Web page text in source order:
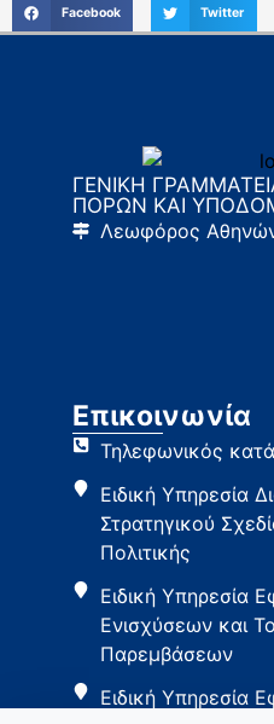
Facebook Twitter
ΓΕΝΙΚΗ
ΠΟΡΩΝ ΚΑΙ
Λεωφόρος
Επικοινωνία
Τηλεφωνικός
Ειδική Υπηρεσία
Στρατηγικού
Πολιτικής
Ειδική Υπηρεσία
Ενισχύσεων και
Παρεμβάσεων
Ειδική Υπηρεσία